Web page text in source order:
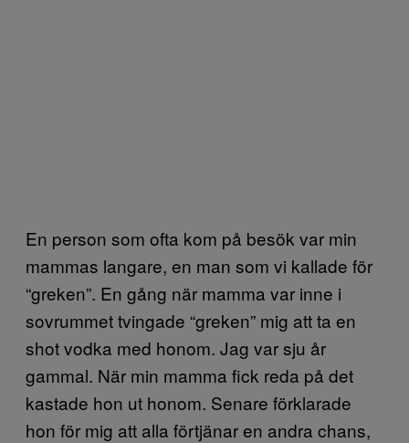
En person som ofta kom på besök var min
mammas langare, en man som vi kallade för
“greken”. En gång när mamma var inne i
sovrummet tvingade “greken” mig att ta en
shot vodka med honom. Jag var sju år
gammal. När min mamma fick reda på det
kastade hon ut honom. Senare förklarade
hon för mig att alla förtjänar en andra chans,